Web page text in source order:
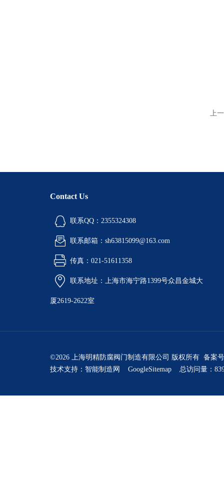
上
Contact Us
联系QQ：2355324308
联系邮箱：sh63815099@163.com
传真：021-51611358
联系地址：上海市海宁路1399号众昌金城大
厦2619-2622室
©2026 上海明精防腐阀门制造有限公司 版权所有 备案
技术支持： 智能制造网 GoogleSitemap 总访问量：